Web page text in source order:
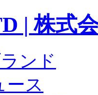
| 株式
ンド
ース